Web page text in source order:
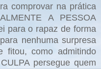
comprovar na prática
A PESSOA
para o rapaz de forma
nenhuma surpresa
fitou, como admitindo
persegue quem